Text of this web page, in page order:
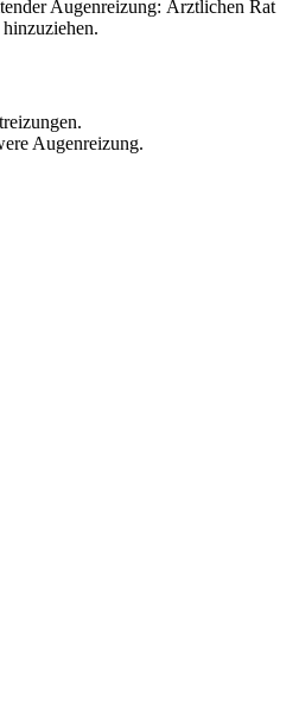
Augenreizung: Ärztlichen Rat
Augenreizung.